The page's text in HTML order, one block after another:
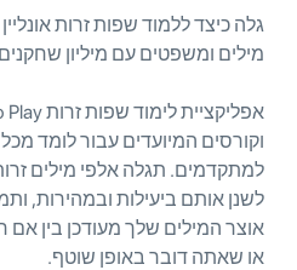
גלה כיצד ללמוד שפות זרות
מילים ומשפטים עם מיליון
וקורסים המיועדים עבור לומד
למתקדמים. תגלה אלפי מילים
לשנן אותם ביעילות ובמהירות,
אוצר המילים שלך מעודכן בין
או שאתה דובר באופן שוטף.